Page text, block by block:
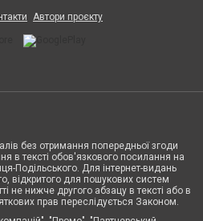
Автори проєкту
без отримання попередньої згоди
в тексті обов'язкового посилання на
Подільського. Для інтернет-видань
відкритого для пошукових систем
не нижче другого абзацу в тексті або в
прав переслідується Законом.